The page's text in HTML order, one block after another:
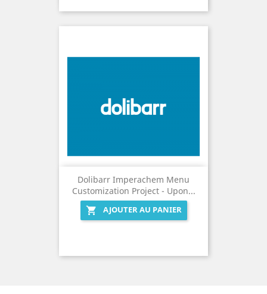
Dolibarr Imperachem Menu
Customization Project - Upon...

AJOUTER AU PANIER